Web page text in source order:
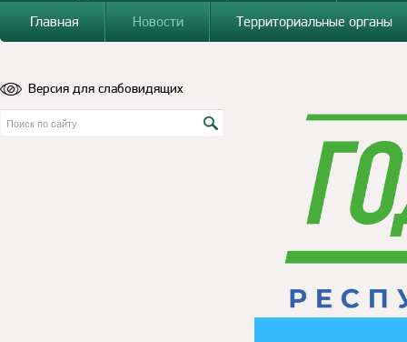
Главная
Новости Территориальные органы
Версия для слабовидящих